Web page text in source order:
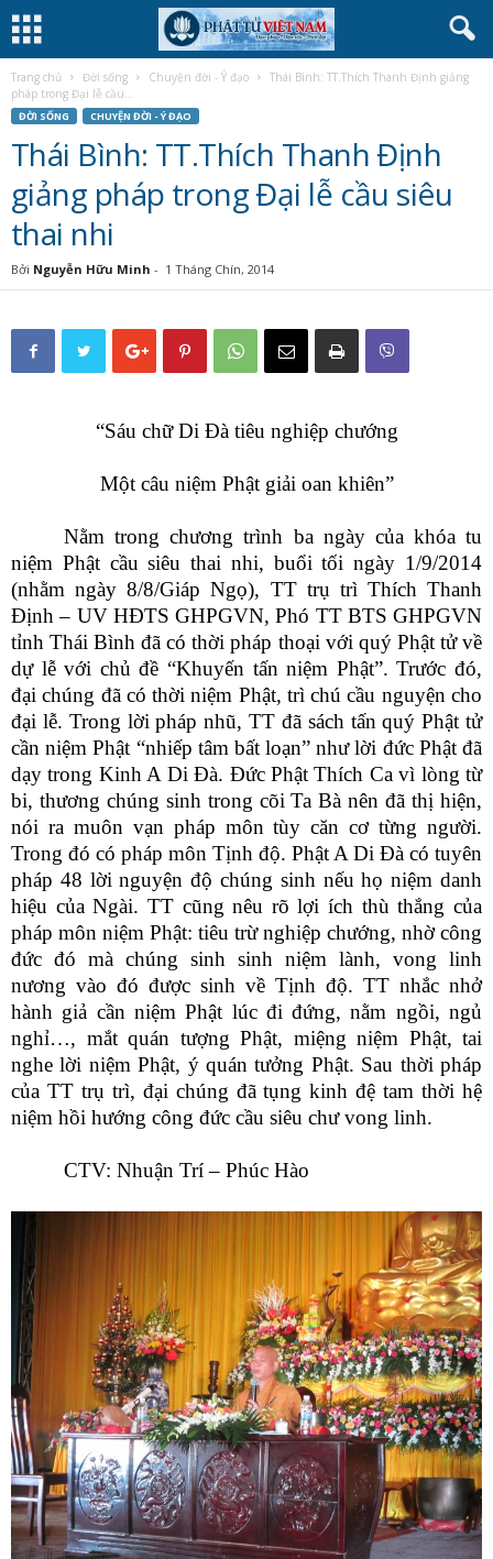
Trang chủ Đời sống Chuyện đời - Ý đạo
Thái Bình: TT.Thích Thanh Định giảng
pháp trong Đại lễ cầu...
ĐỜI SỐNG CHUYỆN ĐỜI - Ý ĐẠO
Thái Bình: TT.Thích Thanh Định
giảng pháp trong Đại lễ cầu siêu
thai nhi
Bởi Nguyễn Hữu Minh - 1 Tháng Chín, 2014
“Sáu chữ Di Đà tiêu nghiệp chướng
Một câu niệm Phật giải oan khiên”
Nằm trong chương trình ba ngày của khóa tu
niệm Phật cầu siêu thai nhi, buổi tối ngày 1/9/2014
(nhằm ngày 8/8/Giáp Ngọ), TT trụ trì Thích Thanh
Định – UV HĐTS GHPGVN, Phó TT BTS GHPGVN
tỉnh Thái Bình đã có thời pháp thoại với quý Phật tử về
dự lễ với chủ đề “Khuyến tấn niệm Phật”. Trước đó,
đại chúng đã có thời niệm Phật, trì chú cầu nguyện cho
đại lễ. Trong lời pháp nhũ, TT đã sách tấn quý Phật tử
cần niệm Phật “nhiếp tâm bất loạn” như lời đức Phật đã
dạy trong Kinh A Di Đà. Đức Phật Thích Ca vì lòng từ
bi, thương chúng sinh trong cõi Ta Bà nên đã thị hiện,
nói ra muôn vạn pháp môn tùy căn cơ từng người.
Trong đó có pháp môn Tịnh độ. Phật A Di Đà có tuyên
pháp 48 lời nguyện độ chúng sinh nếu họ niệm danh
hiệu của Ngài. TT cũng nêu rõ lợi ích thù thắng của
pháp môn niệm Phật: tiêu trừ nghiệp chướng, nhờ công
đức đó mà chúng sinh sinh niệm lành, vong linh
nương vào đó được sinh về Tịnh độ. TT nhắc nhở
hành giả cần niệm Phật lúc đi đứng, nằm ngồi, ngủ
nghỉ…, mắt quán tượng Phật, miệng niệm Phật, tai
nghe lời niệm Phật, ý quán tưởng Phật. Sau thời pháp
của TT trụ trì, đại chúng đã tụng kinh đệ tam thời hệ
niệm hồi hướng công đức cầu siêu chư vong linh.
CTV: Nhuận Trí – Phúc Hào